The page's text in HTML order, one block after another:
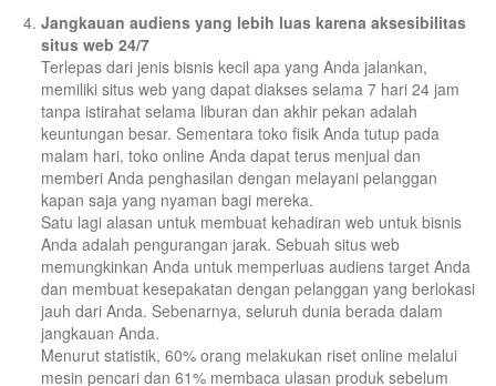
Jangkauan audiens yang lebih luas karena aksesibilitas
situs web 24/7
Terlepas dari jenis bisnis kecil apa yang Anda jalankan,
memiliki situs web yang dapat diakses selama 7 hari 24 jam
tanpa istirahat selama liburan dan akhir pekan adalah
keuntungan besar. Sementara toko fisik Anda tutup pada
malam hari, toko online Anda dapat terus menjual dan
memberi Anda penghasilan dengan melayani pelanggan
kapan saja yang nyaman bagi mereka.
Satu lagi alasan untuk membuat kehadiran web untuk bisnis
Anda adalah pengurangan jarak. Sebuah situs web
memungkinkan Anda untuk memperluas audiens target Anda
dan membuat kesepakatan dengan pelanggan yang berlokasi
jauh dari Anda. Sebenarnya, seluruh dunia berada dalam
jangkauan Anda.
Menurut statistik, 60% orang melakukan riset online melalui
mesin pencari dan 61% membaca ulasan produk sebelum